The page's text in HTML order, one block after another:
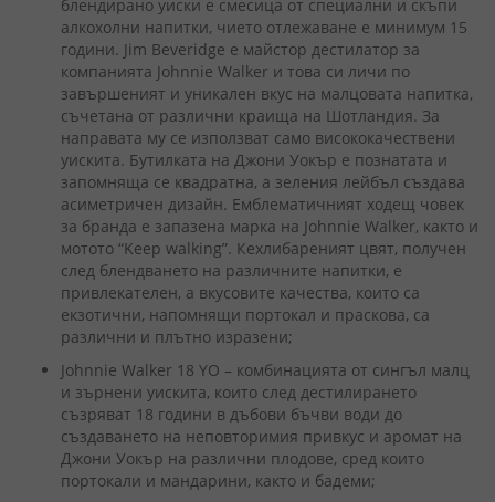
блендирано уиски е смесица от специални и скъпи
алкохолни напитки, чието отлежаване е минимум 15
години. Jim Beveridge е майстор дестилатор за
компанията Johnnie Walker и това си личи по
завършеният и уникален вкус на малцовата напитка,
съчетана от различни краища на Шотландия. За
направата му се използват само висококачествени
уискита. Бутилката на Джони Уокър е познатата и
запомняща се квадратна, а зеления лейбъл създава
асиметричен дизайн. Емблематичният ходещ човек
за бранда е запазена марка на Johnnie Walker, както и
мотото “Keep walking”. Кехлибареният цвят, получен
след блендването на различните напитки, е
привлекателен, а вкусовите качества, които са
екзотични, напомнящи портокал и праскова, са
различни и плътно изразени;
Johnnie Walker 18 YO – комбинацията от сингъл малц
и зърнени уискита, които след дестилирането
съзряват 18 години в дъбови бъчви води до
създаването на неповторимия привкус и аромат на
Джони Уокър на различни плодове, сред които
портокали и мандарини, както и бадеми;